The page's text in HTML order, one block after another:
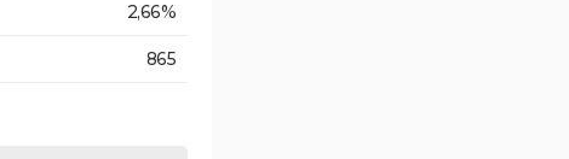
2,66%
865